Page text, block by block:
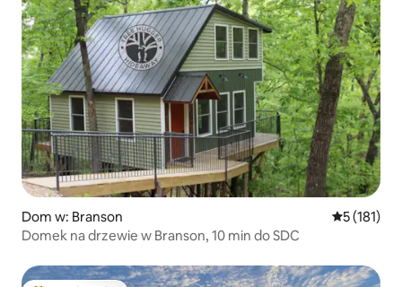
Dom w: Branson Średnia
5 (181)
Domek na drzewie w Branson, 10 min do SDC